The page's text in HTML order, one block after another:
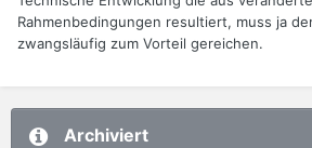
Rahmenbedingungen resultiert, muss ja
zwangsläufig zum Vorteil gereichen.
Archiviert